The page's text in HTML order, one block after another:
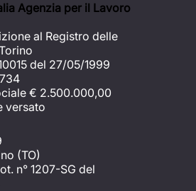
Agenzia per il Lavoro
al Registro delle
del 27/05/1999
€ 2.500.000,00
versato
(TO)
n° 1207-SG del